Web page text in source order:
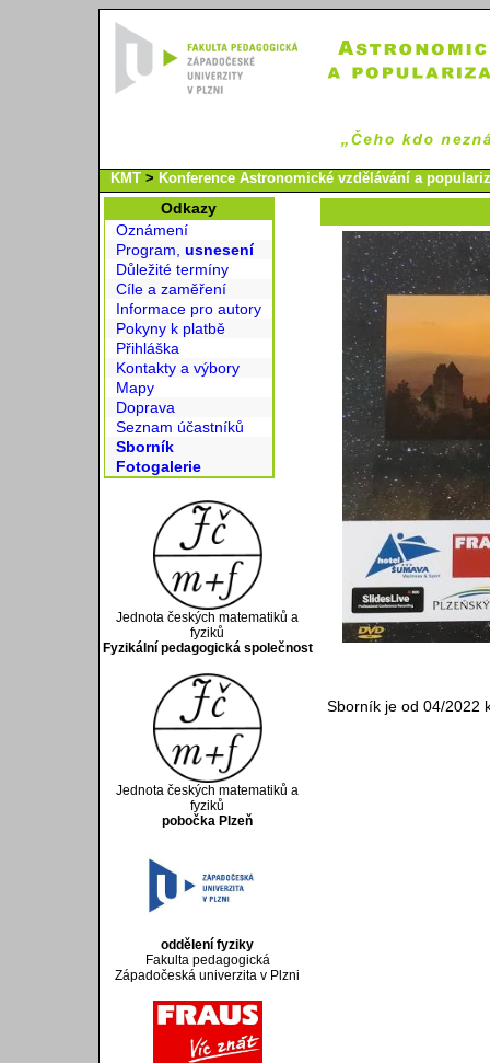
KMT > Konference Astronomické vzdělávání a
Odkazy
Oznámení
Program, usnesení
Důležité termíny
Cíle a zaměření
Informace pro autory
Pokyny k platbě
Přihláška
Kontakty a výbory
Mapy
Doprava
Seznam účastníků
Sborník
Fotogalerie
Jednota českých matematiků a
fyziků
Fyzikální pedagogická společnost
Jednota českých matematiků a
fyziků
pobočka Plzeň
oddělení fyziky
Fakulta pedagogická
Západočeská univerzita v Plzni
Sborník je od 04/2022